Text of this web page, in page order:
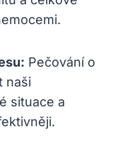
Pečování o
naši
situace a